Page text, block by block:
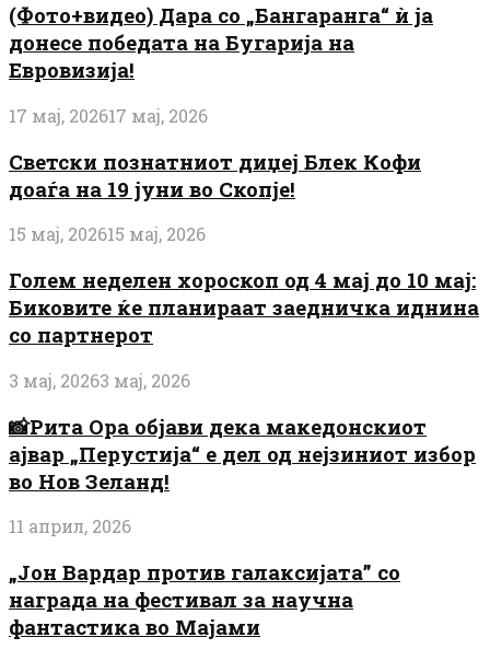
(Фото+видео) Дара со „Бангаранга“ ѝ ја
донесе победата на Бугарија на
Евровизија!
17 мај, 202617 мај, 2026
Светски познатниот диџеј Блек Кофи
доаѓа на 19 јуни во Скопје!
15 мај, 202615 мај, 2026
Голем неделен хороскоп од 4 мај до 10 мај:
Биковите ќе планираат заедничка иднина
со партнерот
3 мај, 20263 мај, 2026
📸Рита Ора објави дека македонскиот
ајвар „Перустија“ е дел од нејзиниот избор
во Нов Зеланд!
11 април, 2026
„Јон Вардар против галаксијата” со
награда на фестивал за научна
фантастика во Мајами